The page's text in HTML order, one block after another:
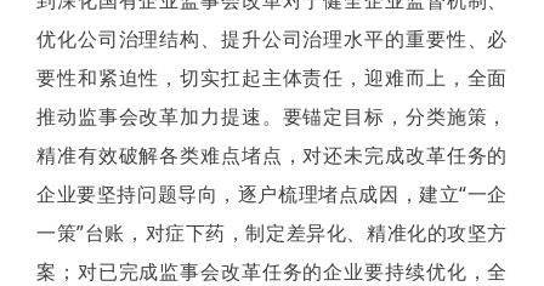
优化公司治理结构、提升公司治理水平的重要性、必
要性和紧迫性，切实扛起主体责任，迎难而上，全面
推动监事会改革加力提速。要锚定目标，分类施策，
精准有效破解各类难点堵点，对还未完成改革任务的
企业要坚持问题导向，逐户梳理堵点成因，建立“一企
一策”台账，对症下药，制定差异化、精准化的攻坚方
案；对已完成监事会改革任务的企业要持续优化，全